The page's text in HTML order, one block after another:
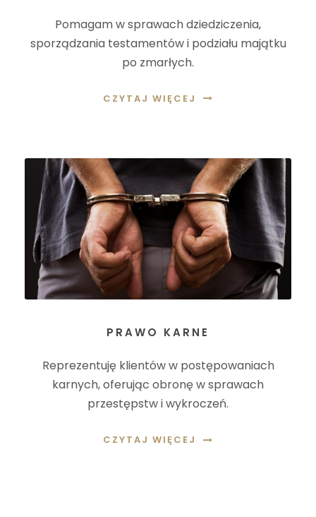
Pomagam w sprawach dziedziczenia,
sporządzania testamentów i podziału majątku
po zmarłych.
CZYTAJ WIĘCEJ
PRAWO KARNE
Reprezentuję klientów w postępowaniach
karnych, oferując obronę w sprawach
przestępstw i wykroczeń.
CZYTAJ WIĘCEJ